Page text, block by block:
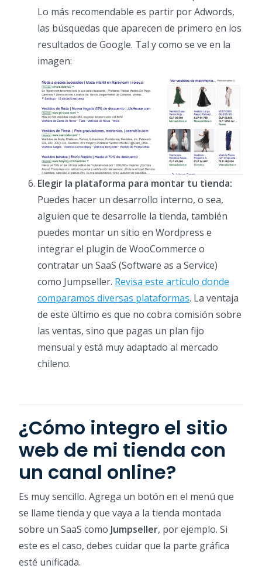
Lo más recomendable es partir por Adwords,
las búsquedas que aparecen de primero en los
resultados de Google. Tal y como se ve en la
imagen:
Elegir la plataforma para montar tu tienda:
Puedes hacer un desarrollo interno, o sea,
alguien que te desarrolle la tienda, también
puedes montar un sitio en Wordpress e
integrar el plugin de WooCommerce o
contratar un SaaS (Software as a Service)
como Jumpseller. Revisa este artículo donde
comparamos diversas plataformas. La ventaja
de este último es que no cobra comisión sobre
las ventas, sino que pagas un plan fijo
mensual y está muy adaptado al mercado
chileno.
¿Cómo integro el sitio
web de mi tienda con
un canal online?
Es muy sencillo. Agrega un botón en el menú que
se llame tienda y que vaya a la tienda montada
sobre un SaaS como Jumpseller, por ejemplo. Si
este es el caso, debes cuidar que la parte gráfica
esté unificada.